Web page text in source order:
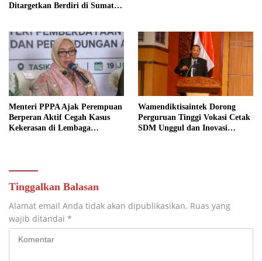
Ditargetkan Berdiri di Sumatra
Menteri PPPA Ajak Perempuan
Berperan Aktif Cegah Kasus
Kekerasan di Lembaga
Wamendiktisaintek Dorong
Perguruan Tinggi Vokasi Cetak
SDM Unggul dan Inovasi
Tinggalkan Balasan
Alamat email Anda tidak akan dipublikasikan. Ruas yang
wajib ditandai *